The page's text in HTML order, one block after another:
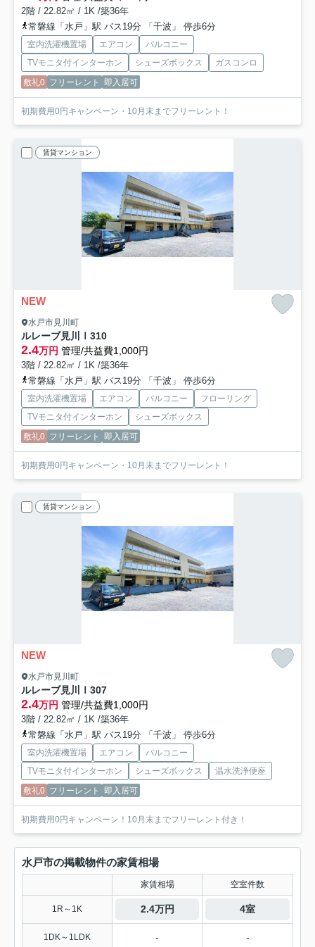
2階 / 22.82㎡ / 1K /築36年
常磐線「水戸」駅 バス19分 「千波」 停歩6分
室内洗濯機置場 エアコン
バルコニー
TVモニタ付インターホン
シューズボックス
ガスコンロ
敷礼0 フリーレント 即入居可
初期費用0円キャンペーン・10月末までフリーレント！
賃貸マンション
NEW
水戸市見川町
ルレーブ見川Ⅰ 310
2.4万円 管理/共益費1,000円
3階 / 22.82㎡ / 1K /築36年
常磐線「水戸」駅 バス19分 「千波」 停歩6分
室内洗濯機置場 エアコン バルコニー
フローリング
TVモニタ付インターホン
シューズボックス
敷礼0 フリーレント 即入居可
初期費用0円キャンペーン・10月末までフリーレント！
賃貸マンション
NEW
水戸市見川町
ルレーブ見川Ⅰ 307
2.4万円 管理/共益費1,000円
3階 / 22.82㎡ / 1K /築36年
常磐線「水戸」駅 バス19分 「千波」 停歩6分
室内洗濯機置場 エアコン
バルコニー
TVモニタ付インターホン
シューズボックス
温水洗浄便座
敷礼0 フリーレント 即入居可
初期費用0円キャンペーン！10月末までフリーレント付き！
水戸市の掲載物件の家賃相場
家賃相場 空室件数
1R～1K 2.4万円 4室
1DK～1LDK - -